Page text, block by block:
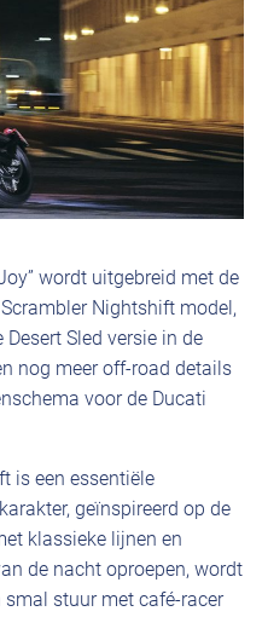
wordt uitgebreid met de
Nightshift model,
Sled versie in de
nog meer off-road details
voor de Ducati
is een essentiële
geïnspireerd op de
klassieke lijnen en
de nacht oproepen, wordt
smal stuur met café-racer